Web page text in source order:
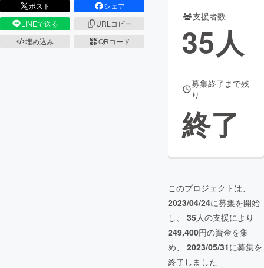
ポスト
シェア
LINEで送る
URLコピー
埋め込み
QRコード
支援者数
35人
募集終了まで残
り
終了
このプロジェクトは、
2023/04/24に募集を開始
し、 35人の支援により
249,400円の資金を集
め、 2023/05/31に募集を
終了しました